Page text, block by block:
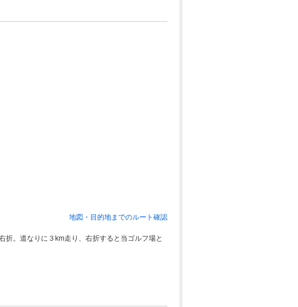
地図・目的地までのルート確認
。道なりに３km走り、右折すると当ゴルフ場と